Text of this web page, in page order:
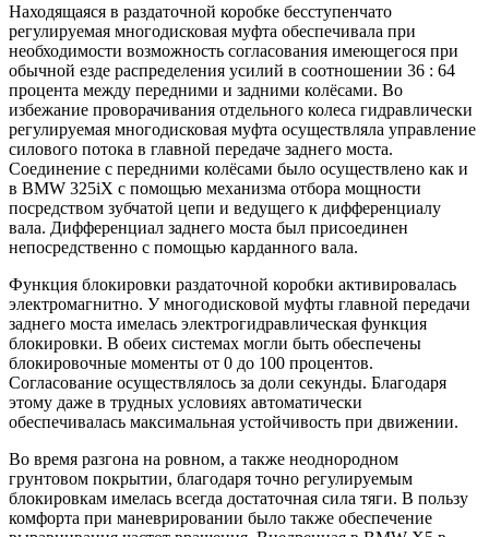
Находящаяся в раздаточной коробке бесступенчато
регулируемая многодисковая муфта обеспечивала при
необходимости возможность согласования имеющегося при
обычной езде распределения усилий в соотношении 36 : 64
процента между передними и задними колёсами. Во
избежание проворачивания отдельного колеса гидравлически
регулируемая многодисковая муфта осуществляла управление
силового потока в главной передаче заднего моста.
Соединение с передними колёсами было осуществлено как и
в BMW 325iX с помощью механизма отбора мощности
посредством зубчатой цепи и ведущего к дифференциалу
вала. Дифференциал заднего моста был присоединен
непосредственно с помощью карданного вала.
Функция блокировки раздаточной коробки активировалась
электромагнитно. У многодисковой муфты главной передачи
заднего моста имелась электрогидравлическая функция
блокировки. В обеих системах могли быть обеспечены
блокировочные моменты от 0 до 100 процентов.
Согласование осуществлялось за доли секунды. Благодаря
этому даже в трудных условиях автоматически
обеспечивалась максимальная устойчивость при движении.
Во время разгона на ровном, а также неоднородном
грунтовом покрытии, благодаря точно регулируемым
блокировкам имелась всегда достаточная сила тяги. В пользу
комфорта при маневрировании было также обеспечение